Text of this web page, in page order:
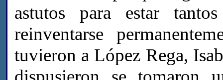
astutos para estar
reinventarse
tuvieron a López Rega,